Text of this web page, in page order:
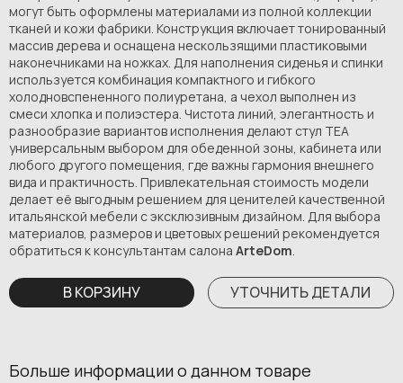
могут быть оформлены материалами из полной коллекции
тканей и кожи фабрики. Конструкция включает тонированный
массив дерева и оснащена нескользящими пластиковыми
наконечниками на ножках. Для наполнения сиденья и спинки
используется комбинация компактного и гибкого
холодновспененного полиуретана, а чехол выполнен из
смеси хлопка и полиэстера. Чистота линий, элегантность и
разнообразие вариантов исполнения делают стул TEA
универсальным выбором для обеденной зоны, кабинета или
любого другого помещения, где важны гармония внешнего
вида и практичность. Привлекательная стоимость модели
делает её выгодным решением для ценителей качественной
итальянской мебели с эксклюзивным дизайном. Для выбора
материалов, размеров и цветовых решений рекомендуется
обратиться к консультантам салона ArteDom.
В КОРЗИНУ УТОЧНИТЬ ДЕТАЛИ
Больше информации о данном товаре